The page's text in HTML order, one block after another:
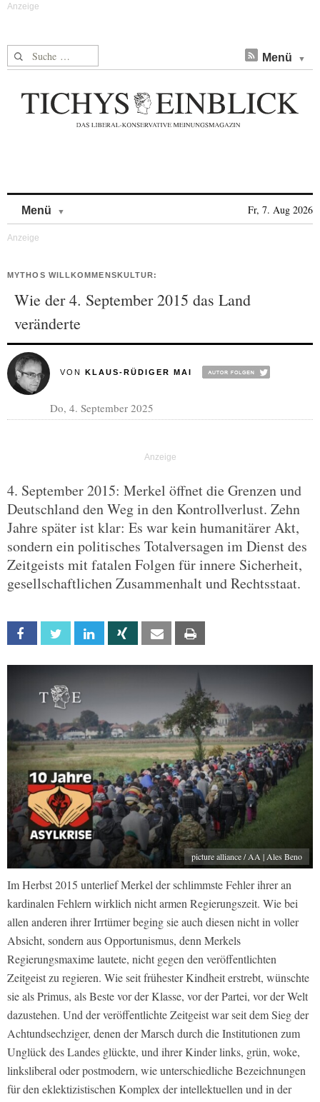
Suche nach: Menü
Menü Fr, 7. Aug 2026
MYTHOS WILLKOMMENSKULTUR:
Wie der 4. September 2015 das Land
veränderte
VON KLAUS-RÜDIGER MAI
Do, 4. September 2025
4. September 2015: Merkel öffnet die Grenzen und
Deutschland den Weg in den Kontrollverlust. Zehn
Jahre später ist klar: Es war kein humanitärer Akt,
sondern ein politisches Totalversagen im Dienst des
Zeitgeists mit fatalen Folgen für innere Sicherheit,
gesellschaftlichen Zusammenhalt und Rechtsstaat.
Facebook Twitter Linkedin Xing Email
picture alliance / AA | Ales Beno
Im Herbst 2015 unterlief Merkel der schlimmste Fehler ihrer an
kardinalen Fehlern wirklich nicht armen Regierungszeit. Wie bei
allen anderen ihrer Irrtümer beging sie auch diesen nicht in voller
Absicht, sondern aus Opportunismus, denn Merkels
Regierungsmaxime lautete, nicht gegen den veröffentlichten
Zeitgeist zu regieren. Wie seit frühester Kindheit erstrebt, wünschte
sie als Primus, als Beste vor der Klasse, vor der Partei, vor der Welt
dazustehen. Und der veröffentlichte Zeitgeist war seit dem Sieg der
Achtundsechziger, denen der Marsch durch die Institutionen zum
Unglück des Landes glückte, und ihrer Kinder links, grün, woke,
linksliberal oder postmodern, wie unterschiedliche Bezeichnungen
für den eklektizistischen Komplex der intellektuellen und in der